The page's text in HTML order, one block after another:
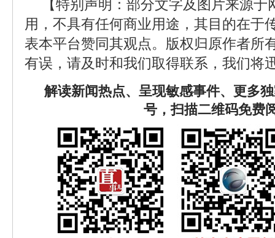
【特别声明：部分文字及图片来源
用，不具有任何商业用途，其目的在于
表本平台赞同其观点。版权归原作者所
有误，请及时和我们取得联系，我们将
解读新闻热点、呈现敏感事件、更多
号，扫描二维码免费